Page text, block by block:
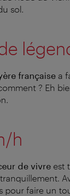
sol.
française a
? Eh
h
de vivre est
pour faire un